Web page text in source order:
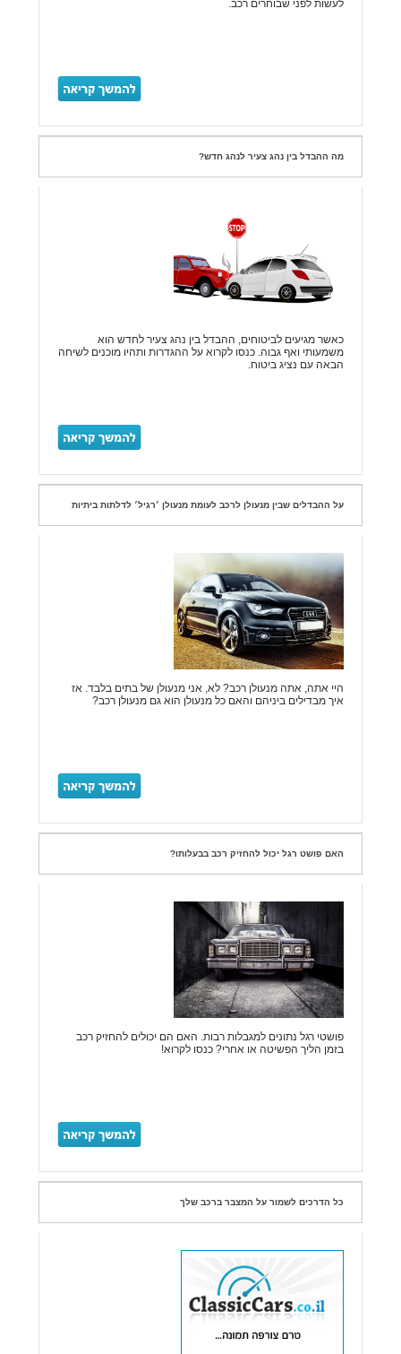
לעשות לפני שבוחרים רכב.
מה ההבדל בין נהג צעיר לנהג חדש?
כאשר מגיעים לביטוחים, ההבדל בין נהג צעיר לחדש הוא
משמעותי ואף גבוה. כנסו לקרוא על ההגדרות ותהיו מוכנים לשיחה
הבאה עם נציג ביטוח.
על ההבדלים שבין מנעולן לרכב לעומת מנעולן ׳רגיל׳ לדלתות ביתיות
היי אתה, אתה מנעולן רכב? לא, אני מנעולן של בתים בלבד. אז
איך מבדילים ביניהם והאם כל מנעולן הוא גם מנעולן רכב?
האם פושט רגל יכול להחזיק רכב בבעלותו?
פושטי רגל נתונים למגבלות רבות. האם הם יכולים להחזיק רכב
בזמן הליך הפשיטה או אחרי? כנסו לקרוא!
כל הדרכים לשמור על המצבר ברכב שלך